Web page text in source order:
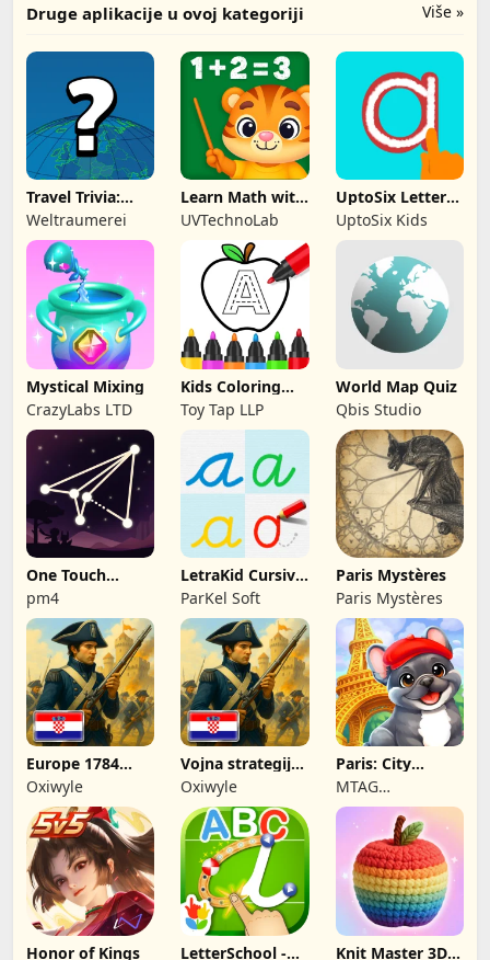
Više »
Druge aplikacije u ovoj kategoriji
Travel Trivia:
World Quiz
Game
Weltraumerei
Learn Math with
Fun Games
UVTechnoLab
UptoSix Letter
Formation
UptoSix Kids
Mystical Mixing
CrazyLabs LTD
Kids Coloring
Drawing Games
Toy Tap LLP
World Map Quiz
Qbis Studio
One Touch
Drawing - One
Line
pm4
LetraKid Cursive:
Kids Writing
ParKel Soft
Paris Mystères
Paris Mystères
Europe 1784
Premium
Oxiwyle
Vojna strategija,
Europa 1784.
Oxiwyle
Paris: City
Adventure
MTAG
PUBLISHING LTD
Honor of Kings LetterSchool - Knit Master 3D: